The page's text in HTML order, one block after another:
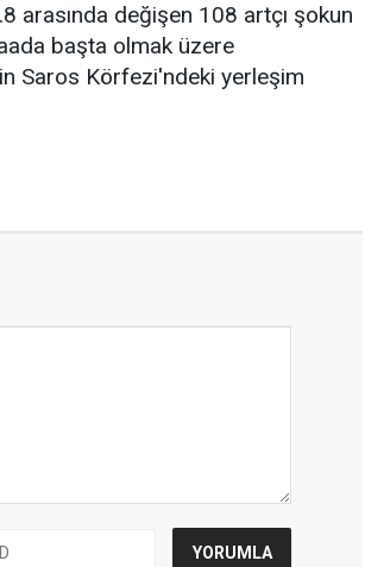
arasında değişen 108 artçı şokun
başta olmak üzere
Saros Körfezi'ndeki yerleşim